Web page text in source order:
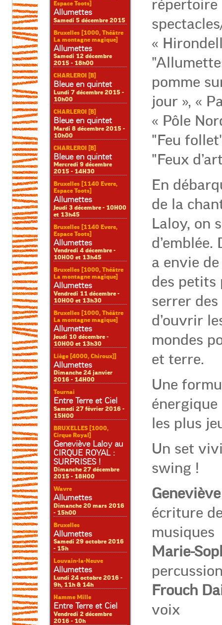
Espace Toots]
Allumettes
Samedi 5 décembre 2015
Bruxelles [1000, Théâtre
La montagne magique]
Allumettes
Samedi 12 décembre
2015 - 18h00
CHARLEROI [B]
Bleue en quintet
Lundi 7 décembre 2015 -
10h00
CHARLEROI [B]
Bleue en quintet
Mardi 8 décembre 2015 -
10h00
CHARLEROI [B]
Bleue en quintet
Mercredi 9 décembre
2015 - 14H30
Bruxelles [1140 Evere,
Espace Toots]
Allumettes
Jeudi 3 décembre - 10H00
et 13h45
Bruxelles [1140 Evere,
Espace Toots]
Allumettes
Vendredi 4 décembre -
10H00 et 13h45
Bruxelles [1000, Théâtre
La montagne magique]
Allumettes
Vendredi 11 décembre -
10H00 et 13h30
Bruxelles [1000, Théâtre
La montagne magique]
Allumettes
Jeudi 10 décembre -
10H00 et 13h30
Liège [4000, Chiroux)]
Allumettes
Dimanche 24 janvier
2016 - 14H00
Tournai
Entre Terre et Ciel
Samedi 27 février 2016 -
15H00
BRUXELLES [1000,
Cirque Royal]
Geneviève Laloy au
CIRQUE ROYAL :
SURPRISES !
Dimanche 27 décembre
2015 - 18H00
Wavre
Allumettes
Dimanche 20 mars 2016
- 15h00
Bruxelles
Allumettes
Samedi 29 octobre 2016
- 15h
Louvain-la-Neuve
Allumettes
Lundi 24 octobre 2016 -
9h, 11h & 14h
Hamme Mille
Entre Terre et Ciel
Vendredi 2 décembre
2016 - 10h
répertoire
«
pomme
jour », «
« Pôle
"Feu
"Feux
En
de la
Laloy, on
d’emblée.
a envie
des petits
serrer
d’ouvrir
mondes
et terre.
Une
les plus
Un set
swing !
écriture
musiques
Marie-
Frouch
voix